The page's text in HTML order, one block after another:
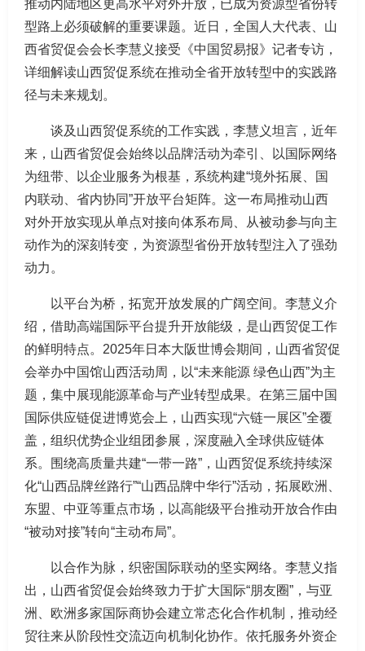
推动内陆地区更高水平对外开放，已成为资源型省份转
型路上必须破解的重要课题。近日，全国人大代表、山
西省贸促会会长李慧义接受《中国贸易报》记者专访，
详细解读山西贸促系统在推动全省开放转型中的实践路
径与未来规划。
谈及山西贸促系统的工作实践，李慧义坦言，近年
来，山西省贸促会始终以品牌活动为牵引、以国际网络
为纽带、以企业服务为根基，系统构建“境外拓展、国
内联动、省内协同”开放平台矩阵。这一布局推动山西
对外开放实现从单点对接向体系布局、从被动参与向主
动作为的深刻转变，为资源型省份开放转型注入了强劲
动力。
以平台为桥，拓宽开放发展的广阔空间。李慧义介
绍，借助高端国际平台提升开放能级，是山西贸促工作
的鲜明特点。2025年日本大阪世博会期间，山西省贸促
会举办中国馆山西活动周，以“未来能源 绿色山西”为主
题，集中展现能源革命与产业转型成果。在第三届中国
国际供应链促进博览会上，山西实现“六链一展区”全覆
盖，组织优势企业组团参展，深度融入全球供应链体
系。围绕高质量共建“一带一路”，山西贸促系统持续深
化“山西品牌丝路行”“山西品牌中华行”活动，拓展欧洲、
东盟、中亚等重点市场，以高能级平台推动开放合作由
“被动对接”转向“主动布局”。
以合作为脉，织密国际联动的坚实网络。李慧义指
出，山西省贸促会始终致力于扩大国际“朋友圈”，与亚
洲、欧洲多家国际商协会建立常态化合作机制，推动经
贸往来从阶段性交流迈向机制化协作。依托服务外资企